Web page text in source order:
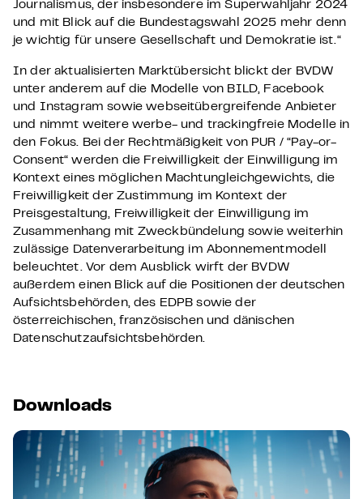
Journalismus, der insbesondere im Superwahljahr 2024
und mit Blick auf die Bundestagswahl 2025 mehr denn
je wichtig für unsere Gesellschaft und Demokratie ist.“
In der aktualisierten Marktübersicht blickt der BVDW
unter anderem auf die Modelle von BILD, Facebook
und Instagram sowie webseitübergreifende Anbieter
und nimmt weitere werbe- und trackingfreie Modelle in
den Fokus. Bei der Rechtmäßigkeit von PUR / “Pay-or-
Consent“ werden die Freiwilligkeit der Einwilligung im
Kontext eines möglichen Machtungleichgewichts, die
Freiwilligkeit der Zustimmung im Kontext der
Preisgestaltung, Freiwilligkeit der Einwilligung im
Zusammenhang mit Zweckbündelung sowie weiterhin
zulässige Datenverarbeitung im Abonnementmodell
beleuchtet. Vor dem Ausblick wirft der BVDW
außerdem einen Blick auf die Positionen der deutschen
Aufsichtsbehörden, des EDPB sowie der
österreichischen, französischen und dänischen
Datenschutzaufsichtsbehörden.
Downloads